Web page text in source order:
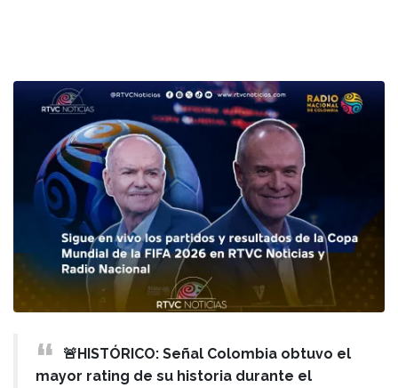
🚨HISTÓRICO: Señal Colombia obtuvo el
mayor rating de su historia durante el